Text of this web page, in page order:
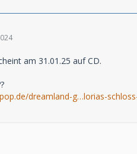
am 31.01.25 auf CD.
dreamland-g…lorias-